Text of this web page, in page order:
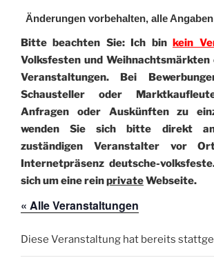
Änderungen vorbehalten, alle
Bitte beachten Sie: Ich binkein
Volksfesten und Weihnachtsmärkten
Veranstaltungen. Bei
Schausteller oder
Anfragen oder Auskünften zu
wenden Sie sich bitte direkt
zuständigen Veranstalter vor
Internetpräsenz deutsche-
sich um eine reinprivateWebseite.
« Alle Veranstaltungen
Diese Veranstaltung hat bereits